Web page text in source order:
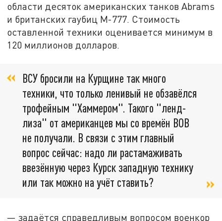
области десяток американских танков Abrams
и британских гаубиц M-777. Стоимость
оставленной техники оценивается минимум в
120 миллионов долларов.
ВСУ бросили на Курщине так много
техники, что только ленивый не обзавёлся
трофейным "Хаммером". Такого "ленд-
лиза" от американцев мы со времён ВОВ
не получали. В связи с этим главный
вопрос сейчас: надо ли растамаживать
ввезённую через Курск западную технику
или так можно на учёт ставить?
— задаётся справедливым вопросом военкор